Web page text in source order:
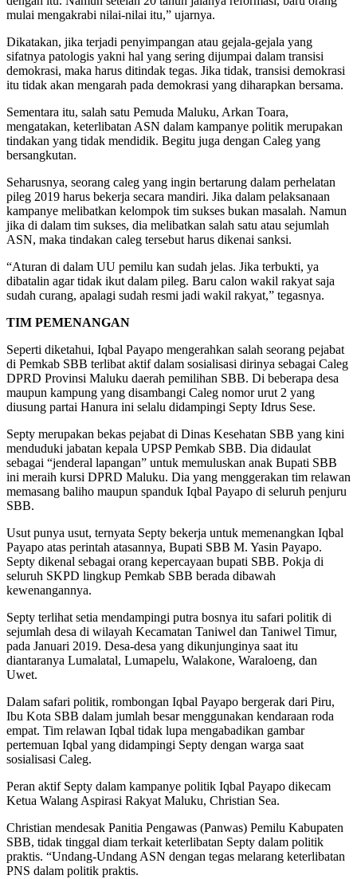
mulai mengakrabi nilai-nilai itu,” ujarnya.
Dikatakan, jika terjadi penyimpangan atau gejala-gejala yang
sifatnya patologis yakni hal yang sering dijumpai dalam transisi
demokrasi, maka harus ditindak tegas. Jika tidak, transisi demokrasi
itu tidak akan mengarah pada demokrasi yang diharapkan bersama.
Sementara itu, salah satu Pemuda Maluku, Arkan Toara,
mengatakan, keterlibatan ASN dalam kampanye politik merupakan
tindakan yang tidak mendidik. Begitu juga dengan Caleg yang
bersangkutan.
Seharusnya, seorang caleg yang ingin bertarung dalam perhelatan
pileg 2019 harus bekerja secara mandiri. Jika dalam pelaksanaan
kampanye melibatkan kelompok tim sukses bukan masalah. Namun
jika di dalam tim sukses, dia melibatkan salah satu atau sejumlah
ASN, maka tindakan caleg tersebut harus dikenai sanksi.
“Aturan di dalam UU pemilu kan sudah jelas. Jika terbukti, ya
dibatalin agar tidak ikut dalam pileg. Baru calon wakil rakyat saja
sudah curang, apalagi sudah resmi jadi wakil rakyat,” tegasnya.
TIM PEMENANGAN
Seperti diketahui, Iqbal Payapo mengerahkan salah seorang pejabat
di Pemkab SBB terlibat aktif dalam sosialisasi dirinya sebagai Caleg
DPRD Provinsi Maluku daerah pemilihan SBB. Di beberapa desa
maupun kampung yang disambangi Caleg nomor urut 2 yang
diusung partai Hanura ini selalu didampingi Septy Idrus Sese.
Septy merupakan bekas pejabat di Dinas Kesehatan SBB yang kini
menduduki jabatan kepala UPSP Pemkab SBB. Dia didaulat
sebagai “jenderal lapangan” untuk memuluskan anak Bupati SBB
ini meraih kursi DPRD Maluku. Dia yang menggerakan tim relawan
memasang baliho maupun spanduk Iqbal Payapo di seluruh penjuru
SBB.
Usut punya usut, ternyata Septy bekerja untuk memenangkan Iqbal
Payapo atas perintah atasannya, Bupati SBB M. Yasin Payapo.
Septy dikenal sebagai orang kepercayaan bupati SBB. Pokja di
seluruh SKPD lingkup Pemkab SBB berada dibawah
kewenangannya.
Septy terlihat setia mendampingi putra bosnya itu safari politik di
sejumlah desa di wilayah Kecamatan Taniwel dan Taniwel Timur,
pada Januari 2019. Desa-desa yang dikunjunginya saat itu
diantaranya Lumalatal, Lumapelu, Walakone, Waraloeng, dan
Uwet.
Dalam safari politik, rombongan Iqbal Payapo bergerak dari Piru,
Ibu Kota SBB dalam jumlah besar menggunakan kendaraan roda
empat. Tim relawan Iqbal tidak lupa mengabadikan gambar
pertemuan Iqbal yang didampingi Septy dengan warga saat
sosialisasi Caleg.
Peran aktif Septy dalam kampanye politik Iqbal Payapo dikecam
Ketua Walang Aspirasi Rakyat Maluku, Christian Sea.
Christian mendesak Panitia Pengawas (Panwas) Pemilu Kabupaten
SBB, tidak tinggal diam terkait keterlibatan Septy dalam politik
praktis. “Undang-Undang ASN dengan tegas melarang keterlibatan
PNS dalam politik praktis.